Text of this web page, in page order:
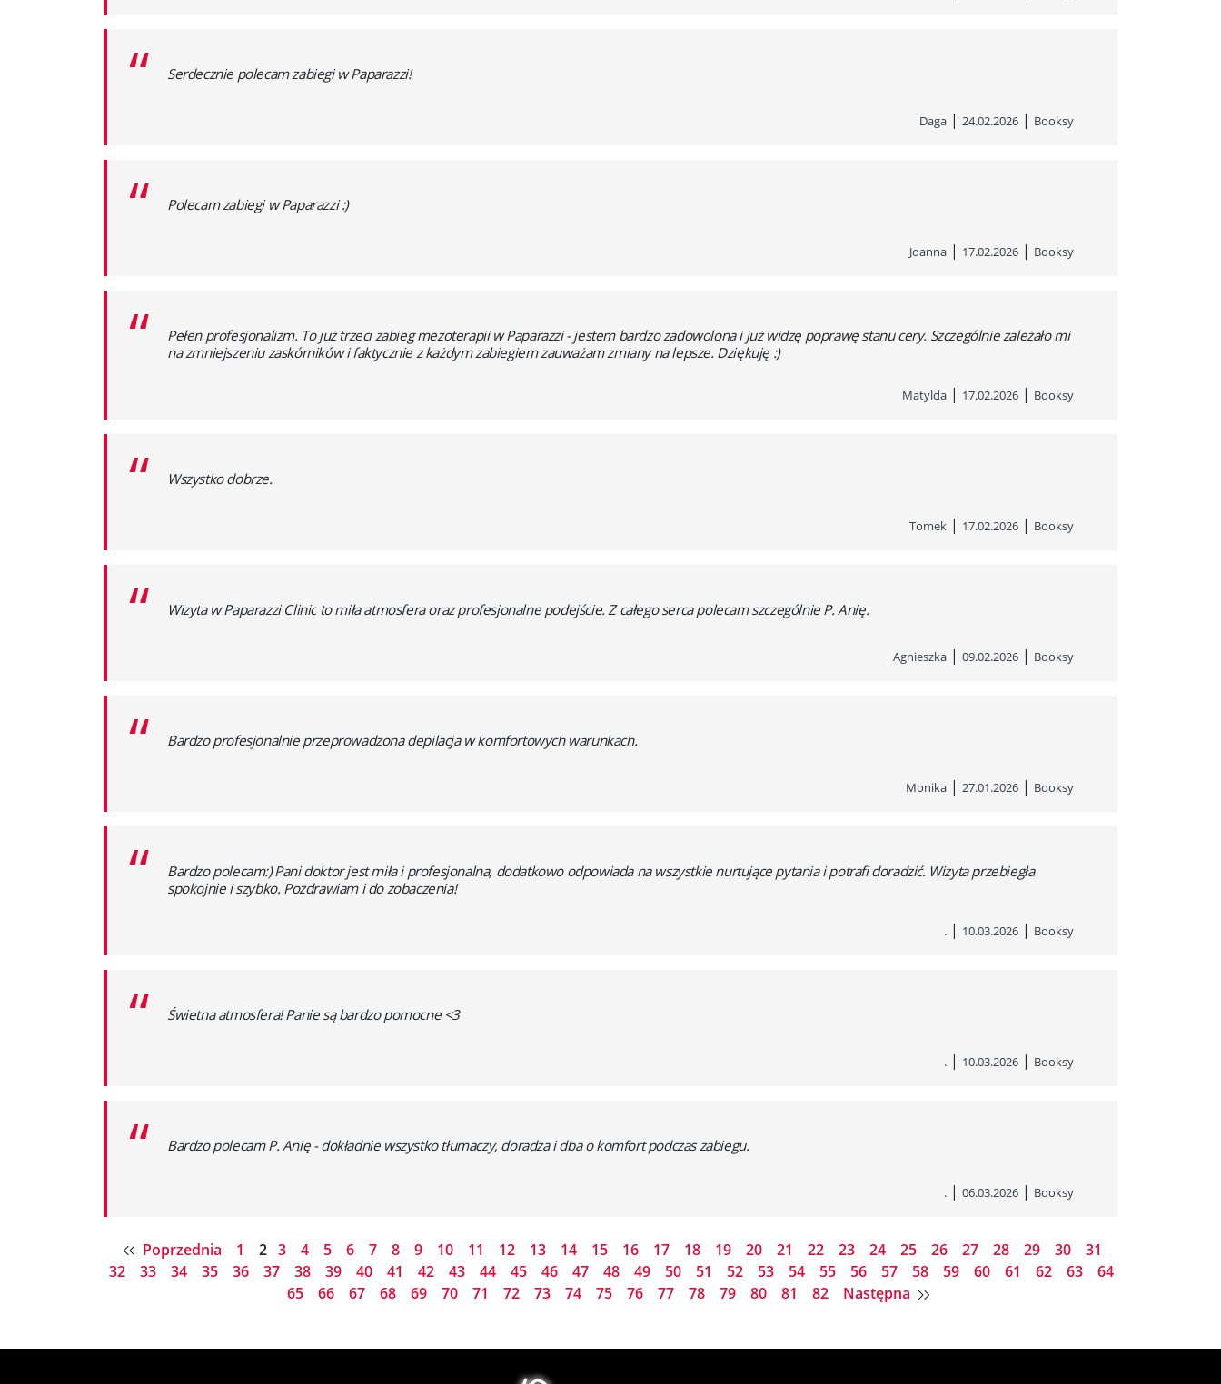
“ Serdecznie polecam zabiegi w Paparazzi!
Daga | 24.02.2026 | Booksy
“ Polecam zabiegi w Paparazzi :)
Joanna | 17.02.2026 | Booksy
“
Pełen profesjonalizm. To już trzeci zabieg mezoterapii w Paparazzi - jestem bardzo zadowolona i już widzę poprawę stanu cery. Szczególnie zależało mi
na zmniejszeniu zaskórników i faktycznie z każdym zabiegiem zauważam zmiany na lepsze. Dziękuję :)
Matylda | 17.02.2026 | Booksy
“ Wszystko dobrze.
Tomek | 17.02.2026 | Booksy
“ Wizyta w Paparazzi Clinic to miła atmosfera oraz profesjonalne podejście. Z całego serca polecam szczególnie P. Anię.
Agnieszka | 09.02.2026 | Booksy
“ Bardzo profesjonalnie przeprowadzona depilacja w komfortowych warunkach.
Monika | 27.01.2026 | Booksy
“
Bardzo polecam:) Pani doktor jest miła i profesjonalna, dodatkowo odpowiada na wszystkie nurtujące pytania i potrafi doradzić. Wizyta przebiegła
spokojnie i szybko. Pozdrawiam i do zobaczenia!
. | 10.03.2026 | Booksy
“ Świetna atmosfera! Panie są bardzo pomocne <3
. | 10.03.2026 | Booksy
“ Bardzo polecam P. Anię - dokładnie wszystko tłumaczy, doradza i dba o komfort podczas zabiegu.
. | 06.03.2026 | Booksy
Poprzednia 1 2 3 4 5 6 7 8 9 10 11 12 13 14 15 16 17 18 19 20 21 22 23 24 25 26 27 28 29 30
31
32
33 34 35 36 37 38 39 40 41 42 43 44 45 46 47 48 49 50 51 52 53 54 55 56 57 58 59 60 61 62 63
64
65
66 67 68 69 70 71 72 73 74 75 76 77 78 79 80 81 82 Następna